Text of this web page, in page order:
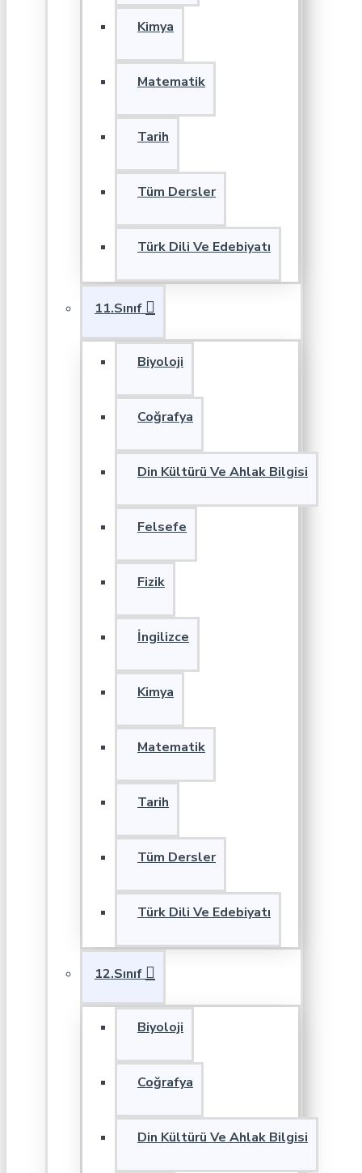
Kimya
Matematik
Tarih
Tüm Dersler
Türk Dili Ve Edebiyatı
11.Sınıf
Biyoloji
Coğrafya
Din Kültürü Ve Ahlak Bilgisi
Felsefe
Fizik
İngilizce
Kimya
Matematik
Tarih
Tüm Dersler
Türk Dili Ve Edebiyatı
12.Sınıf
Biyoloji
Coğrafya
Din Kültürü Ve Ahlak Bilgisi